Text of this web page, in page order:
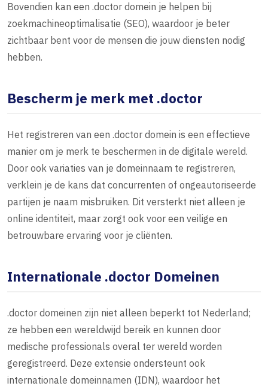
Bovendien kan een .doctor domein je helpen bij
zoekmachineoptimalisatie (SEO), waardoor je beter
zichtbaar bent voor de mensen die jouw diensten nodig
hebben.
Bescherm je merk met .doctor
Het registreren van een .doctor domein is een effectieve
manier om je merk te beschermen in de digitale wereld.
Door ook variaties van je domeinnaam te registreren,
verklein je de kans dat concurrenten of ongeautoriseerde
partijen je naam misbruiken. Dit versterkt niet alleen je
online identiteit, maar zorgt ook voor een veilige en
betrouwbare ervaring voor je cliënten.
Internationale .doctor Domeinen
.doctor domeinen zijn niet alleen beperkt tot Nederland;
ze hebben een wereldwijd bereik en kunnen door
medische professionals overal ter wereld worden
geregistreerd. Deze extensie ondersteunt ook
internationale domeinnamen (IDN), waardoor het